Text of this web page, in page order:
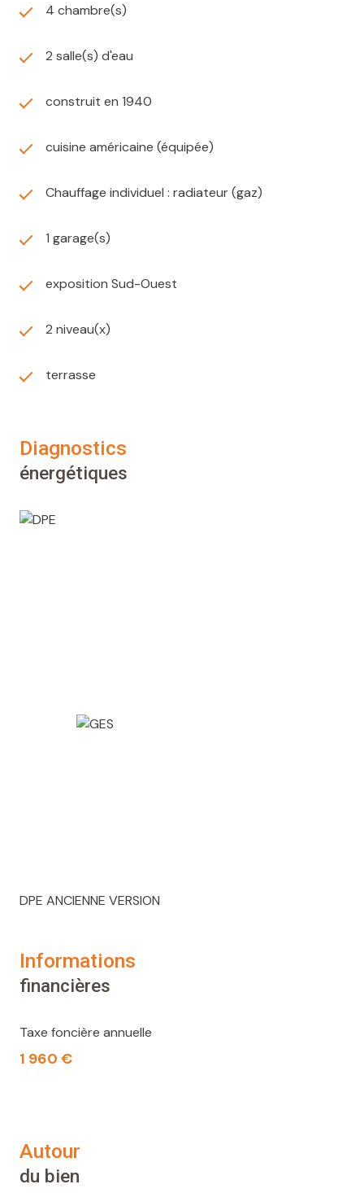
4 chambre(s)
2 salle(s) d'eau
construit en 1940
cuisine américaine (équipée)
Chauffage individuel : radiateur (gaz)
1 garage(s)
exposition Sud-Ouest
2 niveau(x)
terrasse
diagnostics
énergétiques
DPE ANCIENNE VERSION
informations
financières
Taxe foncière annuelle
1 960 €
autour
du bien